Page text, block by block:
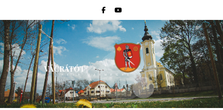
VÁCRÁTÓT
PEST VÁRMEGYE